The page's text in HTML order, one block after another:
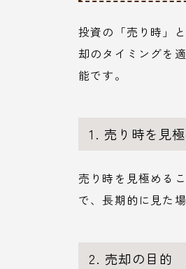
投資の「売り時」
却のタイミングを
能です。
1. 売り時を見
売り時を見極める
で、長期的に見た
2. 売却の目的